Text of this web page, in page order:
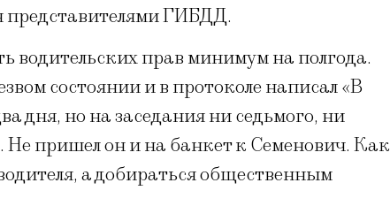
представителями ГИБДД.
водительских прав минимум на полгода.
состоянии и в протоколе написал «В
дня, но на заседания ни седьмого, ни
Не пришел он и на банкет к Семенович. Как
а добираться общественным